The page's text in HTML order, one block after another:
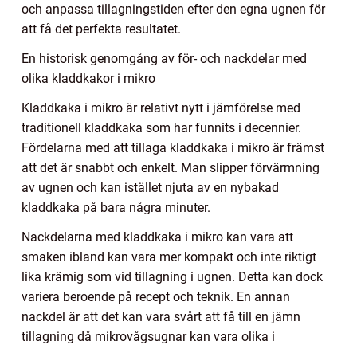
och anpassa tillagningstiden efter den egna ugnen för
att få det perfekta resultatet.
En historisk genomgång av för- och nackdelar med
olika kladdkakor i mikro
Kladdkaka i mikro är relativt nytt i jämförelse med
traditionell kladdkaka som har funnits i decennier.
Fördelarna med att tillaga kladdkaka i mikro är främst
att det är snabbt och enkelt. Man slipper förvärmning
av ugnen och kan istället njuta av en nybakad
kladdkaka på bara några minuter.
Nackdelarna med kladdkaka i mikro kan vara att
smaken ibland kan vara mer kompakt och inte riktigt
lika krämig som vid tillagning i ugnen. Detta kan dock
variera beroende på recept och teknik. En annan
nackdel är att det kan vara svårt att få till en jämn
tillagning då mikrovågsugnar kan vara olika i